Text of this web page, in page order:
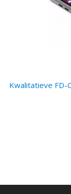
Kwalitatieve FD-